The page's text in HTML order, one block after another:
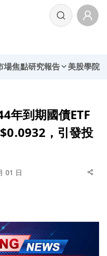
場焦點研究報告 美股學院
年到期國債ETF
，引發投
01 日